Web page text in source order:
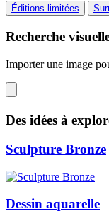
Éditions limitées
Recherche
Importer une image
Des idées à
Sculpture Bronze
Dessin aquarelle